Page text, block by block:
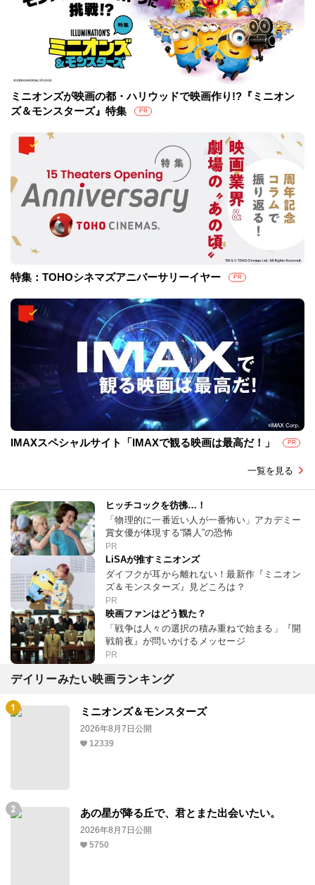
ミニオンズが映画の都・ハリウッドで映画作り!?『ミニオン
ズ＆モンスターズ』特集
PR
特集：TOHOシネマズアニバーサリーイヤー PR
IMAXスペシャルサイト「IMAXで観る映画は最高だ！」 PR
一覧を見る
ヒッチコックを彷彿…！
「物理的に一番近い人が一番怖い」アカデミー
賞女優が体現する“隣人”の恐怖
PR
LiSAが推すミニオンズ
ダイフクが耳から離れない！最新作『ミニオン
ズ＆モンスターズ』見どころは？
PR
映画ファンはどう観た？
「戦争は人々の選択の積み重ねで始まる」『開
戦前夜』が問いかけるメッセージ
PR
デイリーみたい映画ランキング
ミニオンズ＆モンスターズ
2026年8月7日公開
12339
あの星が降る丘で、君とまた出会いたい。
2026年8月7日公開
5750